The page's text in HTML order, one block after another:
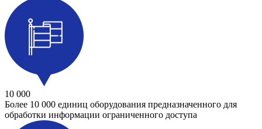
10 000
Более 10 000 единиц оборудования предназначенного для
обработки информации ограниченного доступа